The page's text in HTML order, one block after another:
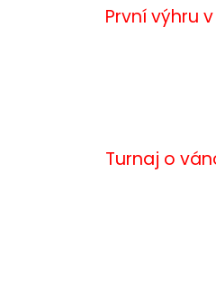
První výhru
Turnaj o